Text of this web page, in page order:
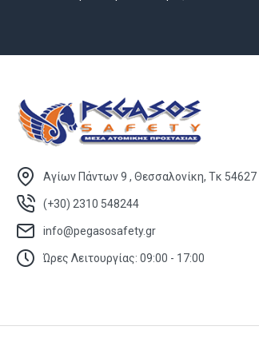
Αγίων Πάντων 9 , Θεσσαλονίκη, Τκ 54627
(+30) 2310 548244
info@pegasosafety.gr
Ώρες Λειτουργίας: 09:00 - 17:00